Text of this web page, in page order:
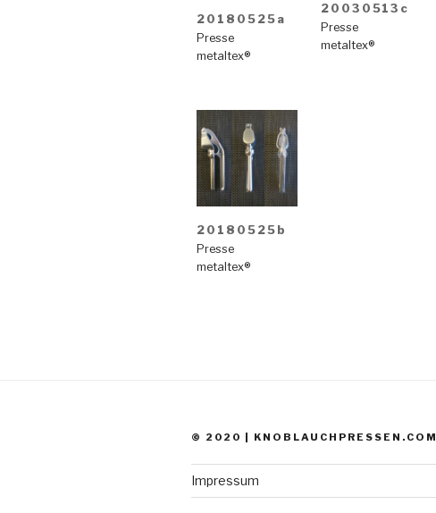
20180525a
Presse
metaltex®
20030513c
Presse
metaltex®
20180525b
Presse
metaltex®
© 2020 | KNOBLAUCHPRESSEN.COM
Impressum